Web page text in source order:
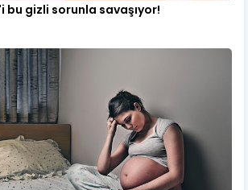
bu gizli sorunla savaşıyor!